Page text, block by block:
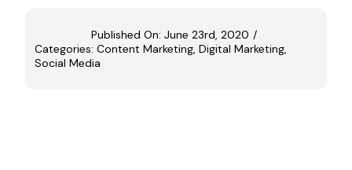
Published On: June 23rd, 2020 /
Categories: Content Marketing, Digital Marketing,
Social Media